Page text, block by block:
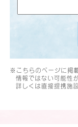
※こちらのページに掲
情報ではない可能性
詳しくは直接提携施